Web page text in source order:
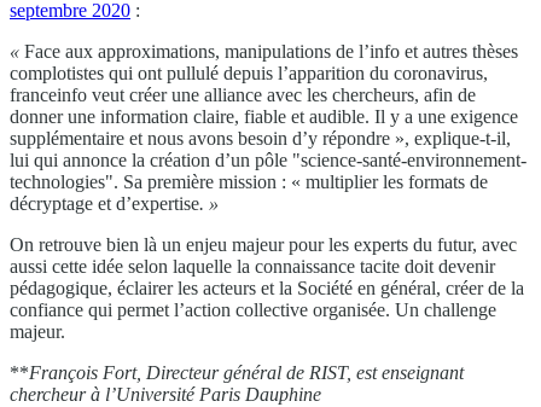
septembre 2020 :
« Face aux approximations, manipulations de l’info et autres thèses
complotistes qui ont pullulé depuis l’apparition du coronavirus,
franceinfo veut créer une alliance avec les chercheurs, afin de
donner une information claire, fiable et audible. Il y a une exigence
supplémentaire et nous avons besoin d’y répondre », explique-t-il,
lui qui annonce la création d’un pôle "science-santé-environnement-
technologies". Sa première mission : « multiplier les formats de
décryptage et d’expertise. »
On retrouve bien là un enjeu majeur pour les experts du futur, avec
aussi cette idée selon laquelle la connaissance tacite doit devenir
pédagogique, éclairer les acteurs et la Société en général, créer de la
confiance qui permet l’action collective organisée. Un challenge
majeur.
**François Fort, Directeur général de RIST, est enseignant
chercheur à l’Université Paris Dauphine